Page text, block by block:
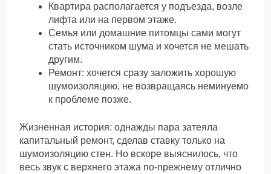
Квартира располагается у подъезда, возле
лифта или на первом этаже.
Семья или домашние питомцы сами могут
стать источником шума и хочется не мешать
другим.
Ремонт: хочется сразу заложить хорошую
шумоизоляцию, не возвращаясь неминуемо
к проблеме позже.
Жизненная история: однажды пара затеяла
капитальный ремонт, сделав ставку только на
шумоизоляцию стен. Но вскоре выяснилось, что
весь звук с верхнего этажа по-прежнему отлично